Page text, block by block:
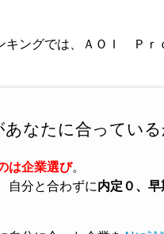
キングでは、ＡＯＩ Ｐｒ
なたに合ってい
は企業選び。
自分と合わずに内定０、